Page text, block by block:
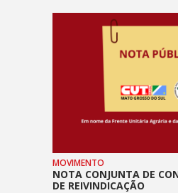
MOVIMENTO
NOTA CONJUNTA DE
DE REIVINDICAÇÃO